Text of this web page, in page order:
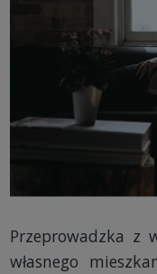
Przeprowadzka z
własnego